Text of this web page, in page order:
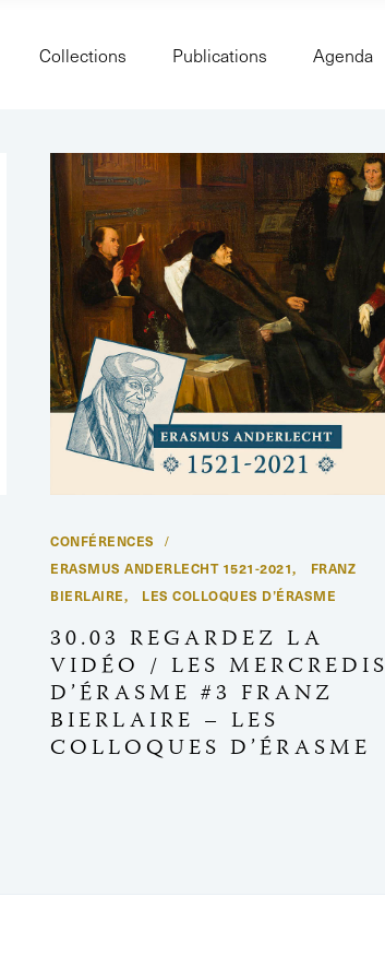
Collections Publications Agenda
CONFÉRENCES
ERASMUS ANDERLECHT 1521-2021, FRANZ
BIERLAIRE, LES COLLOQUES D’ÉRASME
30.03 REGARDEZ LA
VIDÉO / LES MERCREDIS
D’ÉRASME #3 FRANZ
BIERLAIRE – LES
COLLOQUES D’ÉRASME